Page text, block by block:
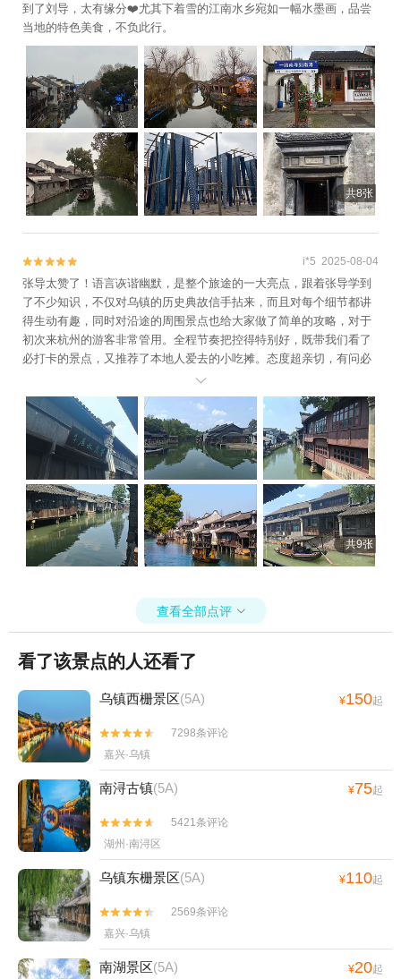
到了刘导，太有缘分❤️尤其下着雪的江南水乡宛如一幅水墨画，品尝
当地的特色美食，不负此行。
共8张

 i*5 2025-08-04
张导太赞了！语言诙谐幽默，是整个旅途的一大亮点，跟着张导学到
了不少知识，不仅对乌镇的历史典故信手拈来，而且对每个细节都讲
得生动有趣，同时对沿途的周围景点也给大家做了简单的攻略，对于
初次来杭州的游客非常管用。全程节奏把控得特别好，既带我们看了
必打卡的景点，又推荐了本地人爱去的小吃摊。态度超亲切，有问必
答，这次乌镇之行多亏有他，体验感满分！

共9张
查看全部点评 
看了该景点的人还看了
乌镇西栅景区(5A) ¥150起


7298条评论
嘉兴·乌镇
南浔古镇(5A) ¥75起


5421条评论
湖州·南浔区
乌镇东栅景区(5A) ¥110起


2569条评论
嘉兴·乌镇
南湖景区(5A) ¥20起